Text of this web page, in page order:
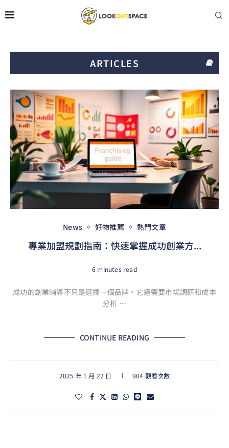
ARTICLES
News 好物推薦 熱門文章
專業加盟規劃指南：快速掌握成功創業方...
6 minutes read
成功的創業輔導不只是選擇一個品牌。它還需要市場調研和成本
分析 …
CONTINUE READING
2025 年 1 月 22 日 904 觀看次數